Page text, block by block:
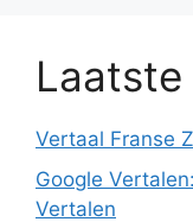
Vertaal Franse
Google
Vertalen